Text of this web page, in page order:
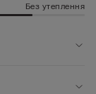
Без утеплення